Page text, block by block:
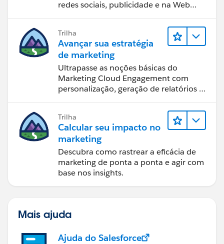
redes sociais, publicidade e na Web
Trilha
Avançar sua estratégia
de marketing
Ultrapasse as noções básicas do
Marketing Cloud Engagement com
personalização, geração de relatórios e
Trilha
Calcular seu impacto no
marketing
Descubra como rastrear a eficácia de
marketing de ponta a ponta e agir com
base nos insights.
Mais ajuda
Ajuda do Salesforce